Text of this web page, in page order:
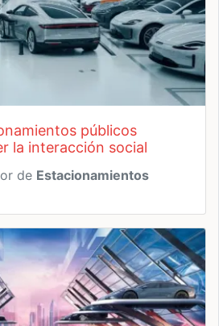
la interacción social
de Estacionamientos